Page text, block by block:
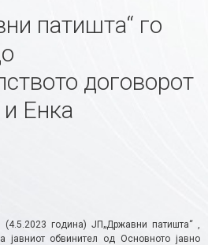
патишта“ го
договорот
Енка
година) ЈП„Државни патишта“ ,
јавниот обвинител од Основното јавно